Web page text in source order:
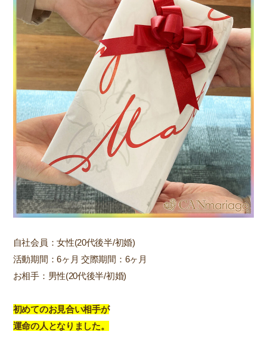
自社会員：女性(20代後半/初婚)
活動期間：6ヶ月 交際期間：6ヶ月
お相手：男性(20代後半/初婚)
初めてのお見合い相手が
運命の人となりました。